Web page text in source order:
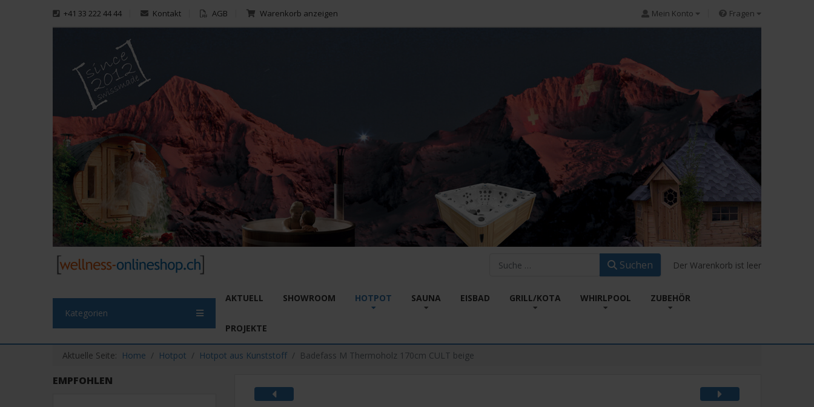
+41 33 222 44 44 Kontakt AGB Warenkorb anzeigen Mein Konto Fragen
Suchen Der Warenkorb ist leer
Kategorien
AKTUELL SHOWROOM HOTPOT SAUNA EISBAD GRILL/KOTA WHIRLPOOL ZUBEHÖR
PROJEKTE
Aktuelle Seite: Home Hotpot Hotpot aus Kunststoff Badefass M Thermoholz 170cm CULT beige
EMPFOHLEN